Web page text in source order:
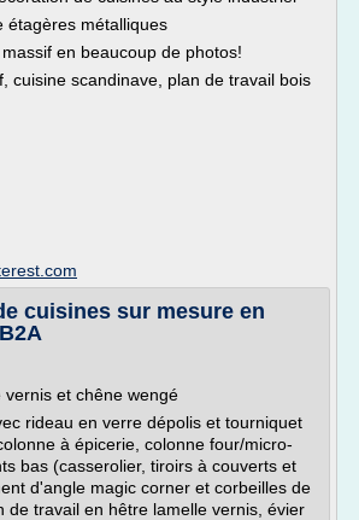
étagères métalliques
en beaucoup de photos!
cuisine scandinave, plan de travail bois
cuisines sur mesure en
vernis et chêne wengé
rideau en verre dépolis et tourniquet
à épicerie, colonne four/micro-
bas (casserolier, tiroirs à couverts et
d'angle magic corner et corbeilles de
de travail en hêtre lamelle vernis, évier